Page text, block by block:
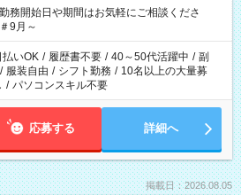
開始日や期間はお気軽にご相談くださ
9月～
払いOK / 履歴書不要 / 40～50代活躍中 / 副
/ 服装自由 / シフト勤務 / 10名以上の大量募
/ パソコンスキル不要
応募する 詳細へ
掲載日：2026.08.05